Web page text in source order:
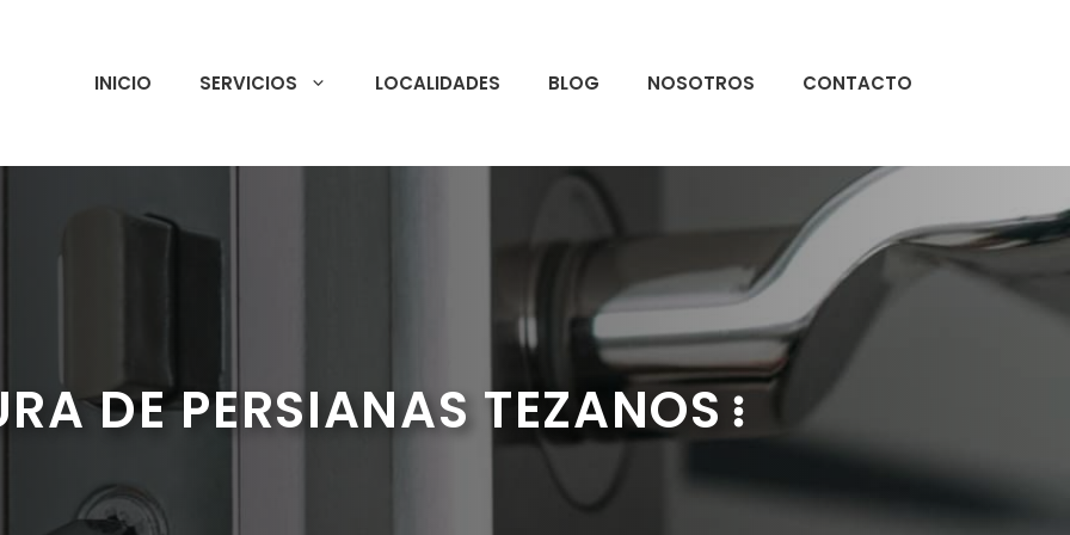
INICIO SERVICIOS LOCALIDADES BLOG NOSOTROS CONTACTO
DE PERSIANAS TEZANOS